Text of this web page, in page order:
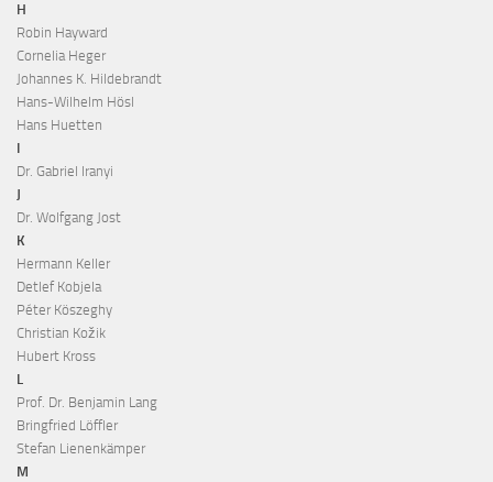
H
Robin Hayward
Cornelia Heger
Johannes K. Hildebrandt
Hans-Wilhelm Hösl
Hans Huetten
I
Dr. Gabriel Iranyi
J
Dr. Wolfgang Jost
K
Hermann Keller
Detlef Kobjela
Péter Köszeghy
Christian Kožik
Hubert Kross
L
Prof. Dr. Benjamin Lang
Bringfried Löffler
Stefan Lienenkämper
M